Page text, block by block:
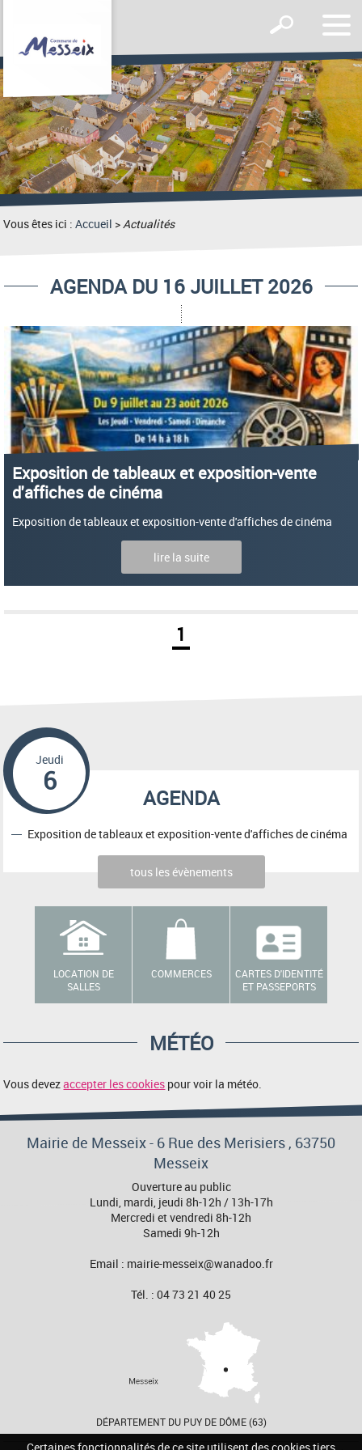
le
Afficher
formulaire
de
recherche
Vous êtes ici :Accueil >Actualités
AGENDA DU 16 JUILLET 2026
Exposition de tableaux et exposition-vente
d'affiches de cinéma
Exposition de tableaux et exposition-vente d'affiches de cinéma
lire la suite
1
AGENDA
Jeudi
6
Exposition de tableaux et exposition-vente d'affiches de cinéma
tous les évènements
LOCATION DE
SALLES
COMMERCES
CARTES D'IDENTITÉ
ET PASSEPORTS
MÉTÉO
Vous devezaccepter les cookies pour voir la météo.
Mairie de Messeix - 6 Rue des Merisiers , 63750
Messeix
Ouverture au public
Lundi, mardi, jeudi 8h-12h / 13h-17h
Mercredi et vendredi 8h-12h
Samedi 9h-12h
Email : mairie-messeix@wanadoo.fr
Tél. : 04 73 21 40 25
DÉPARTEMENT DU PUY DE DÔME (63)